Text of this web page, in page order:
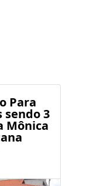
Para
sendo 3
Mônica